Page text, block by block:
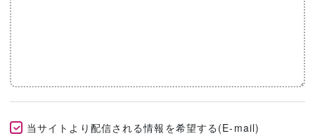
当サイトより配信される情報を希望する(E-mail)